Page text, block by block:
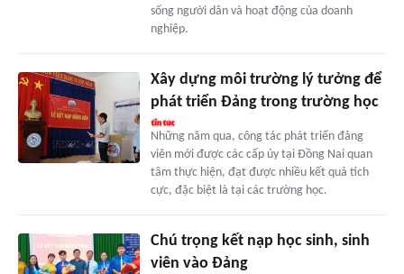
sống người dân và hoạt động của doanh
nghiệp.
Xây dựng môi trường lý tưởng để
phát triển Đảng trong trường học
Những năm qua, công tác phát triển đảng
viên mới được các cấp ủy tại Đồng Nai quan
tâm thực hiện, đạt được nhiều kết quả tích
cực, đặc biệt là tại các trường học.
Chú trọng kết nạp học sinh, sinh
viên vào Đảng